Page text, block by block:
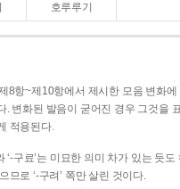
호루루기
8항~제10항에서 제시한 모음 변화에
. 변화된 발음이 굳어진 경우 그것을
적용된다.
‘-구료’는 미묘한 의미 차가 있는 듯
므로 ‘-구려’ 쪽만 살린 것이다.